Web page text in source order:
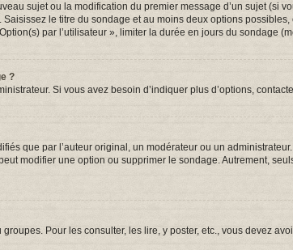
sujet ou la modification du premier message d’un sujet (si
le titre du sondage et au moins deux options
par l’utilisateur », limiter la durée en jours du sondage
?
Si vous avez besoin d’indiquer plus d’options,
que par l’auteur original, un modérateur ou un
modifier une option ou supprimer le sondage. Autrement,
Pour les consulter, les lire, y poster, etc., vous devez